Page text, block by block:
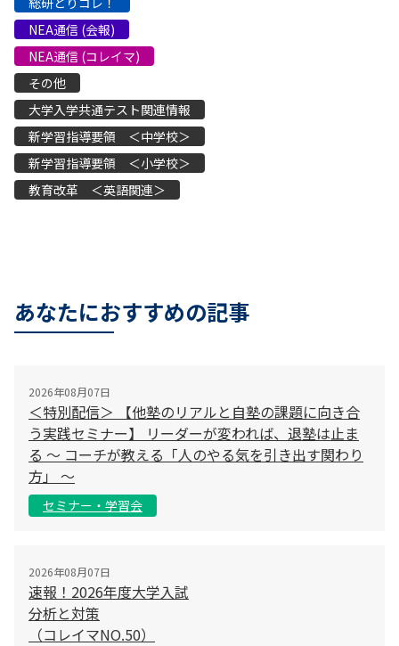
NEA通信 (会報)
NEA通信 (コレイマ)
その他
大学入学共通テスト関連情報
新学習指導要領 ＜中学校＞
新学習指導要領 ＜小学校＞
教育改革 ＜英語関連＞
あなたにおすすめの記事
2026年08月07日
＜特別配信＞ 【他塾のリアルと自塾の課題に向き合
う実践セミナー】 リーダーが変われば、退塾は止ま
る 〜 コーチが教える「人のやる気を引き出す関わり
方」 〜
セミナー・学習会
2026年08月07日
速報！2026年度大学入試
分析と対策
（コレイマNO.50）